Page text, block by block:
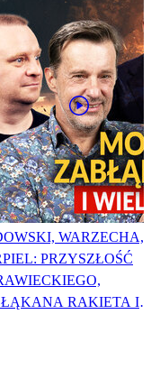
WARZECHA,
PRZYSZŁOŚĆ
RAKIETA I